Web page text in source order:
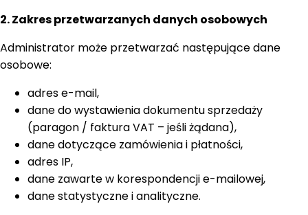
2. Zakres przetwarzanych danych osobowych
Administrator może przetwarzać następujące dane
osobowe:
adres e-mail,
dane do wystawienia dokumentu sprzedaży
(paragon / faktura VAT – jeśli żądana),
dane dotyczące zamówienia i płatności,
adres IP,
dane zawarte w korespondencji e-mailowej,
dane statystyczne i analityczne.